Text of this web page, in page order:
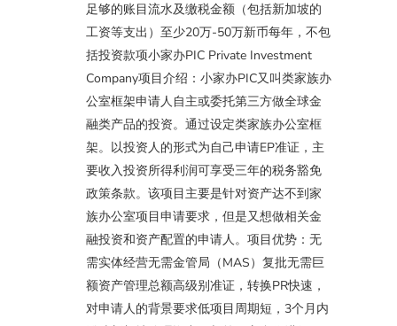
足够的账目流水及缴税金额（包括新加坡的
工资等支出）至少20万-50万新币每年，不包
括投资款项小家办PIC Private Investment
Company项目介绍：小家办PIC又叫类家族办
公室框架申请人自主或委托第三方做全球金
融类产品的投资。通过设定类家族办公室框
架。以投资人的形式为自己申请EP准证，主
要收入投资所得利润可享受三年的税务豁免
政策条款。该项目主要是针对资产达不到家
族办公室项目申请要求，但是又想做相关金
融投资和资产配置的申请人。项目优势：无
需实体经营无需金管局（MAS）复批无需巨
额资产管理总额高级别准证，转换PR快速，
对申请人的背景要求低项目周期短，3个月内